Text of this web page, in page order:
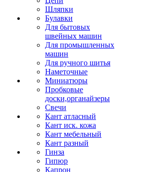
Шляпки
Булавки
Для бытовых
швейных машин
Для промышленных
машин
Для ручного шитья
Наметочные
Миниатюры
Пробковые
доски,органайзеры
Свечи
Кант атласный
Кант иск. кожа
Кант мебельный
Кант разный
Гинза
Гипюр
Капрон